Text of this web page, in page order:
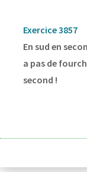
Exercice 3857
En sud en
a pas de
second !